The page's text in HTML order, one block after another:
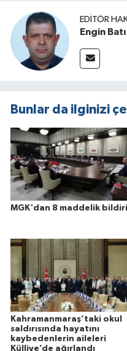
EDITÖR
Engin Batı
Bunlar da ilginizi
MGK'dan 8 maddelik bildiri
Kahramanmaraş’taki okul
saldırısında hayatını
kaybedenlerin aileleri
Külliye’de ağırlandı